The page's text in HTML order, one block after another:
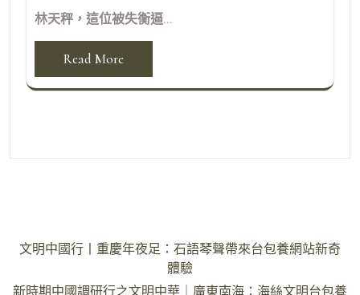
林天秤，這位被失衡逼...
Read More
文
文明中國行丨重慶年夜足：石語琴聲帶來台包養網站新奇
體驗
新時期中國調研行之文明中華｜廣東南海：海絲文明台包養